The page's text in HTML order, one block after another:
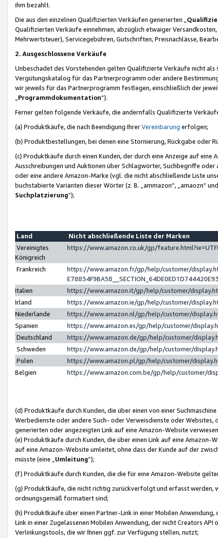
ihm bezahlt.
Die aus den einzelnen Qualifizierten Verkäufen generierten „
Qualifizierten Verkäufe einnehmen, abzüglich etwaiger
Mehrwertsteuer), Servicegebühren, Gutschriften, Preisnachlässe,
2. Ausgeschlossene Verkäufe
Unbeschadet des Vorstehenden gelten Qualifizierte Verkäufe nicht
Vergütungskatalog für das Partnerprogramm oder andere
wir jeweils für das Partnerprogramm festlegen, einschließlich der
Programmdokumentation“).
Ferner gelten folgende Verkäufe, die andernfalls Qualifizierte
(a) Produktkäufe, die nach Beendigung IhrerVereinbarung erfolgen;
(b) Produktbestellungen, bei denen eine Stornierung, Rückgabe oder
(c) Produktkäufe durch einen Kunden, der durch eine Anzeige auf
Ausschreibungen und Auktionen über Schlagwörter, Suchbegriffe
oder eine andere Amazon-Marke (vgl. die nicht abschließende Liste
buchstabierte Varianten dieser Wörter (z. B. „ammazon“, „amaozn“
Suchplatzierung”);
Land
Nicht abschließende Liste der Marken
Vereinigtes
Königreich
https://www.amazon.co.uk/gp/
Frankreich
https://www.amazon.fr/gp/help/customer/
Italien
https://www.amazon.it/gp/help/customer/
Irland
https://www.amazon.ie/gp/help/customer/
Niederlande
https://www.amazon.nl/gp/help/customer/
Spanien
https://www.amazon.es/gp/help/customer/
Deutschland
https://www.amazon.de/gp/help/customer/
Schweden
https://www.amazon.de/gp/help/customer/
Polen
https://www.amazon.pl/gp/help/customer/
Belgien
https://www.amazon.com.be/gp/help/customer/
(d) Produktkäufe durch Kunden, die über einen von einer
Werbedienste oder andere Such- oder Verweisdienste oder Websites,
generierten oder angezeigten Link auf eine Amazon-Website
(e) Produktkäufe durch Kunden, die über einen Link auf eine
auf eine Amazon-Website umleitet, ohne dass der Kunde auf der
müsste (eine „ Umleitung“);
(f) Produktkäufe durch Kunden, die die für eine Amazon-Website
(g) Produktkäufe, die nicht richtig zurückverfolgt und erfasst werden,
ordnungsgemäß formatiert sind;
(h) Produktkäufe über einen Partner-Link in einer Mobilen
Link in einer Zugelassenen Mobilen Anwendung, der nicht Creators
Verlinkungstools, die wir Ihnen ggf. zur Verfügung stellen, nutzt;